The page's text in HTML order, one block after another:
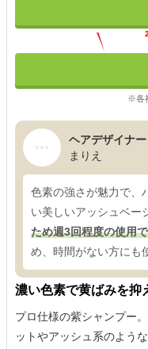
※各
ヘアデザイナー
まりえ
色素の強さが魅力で、
い美しいアッシュベー
ため週3回程度の使用
め、時間がない方にも
濃い色素で黄ばみを抑
プロ仕様の紫シャンプー
ットやアッシュ系のよう